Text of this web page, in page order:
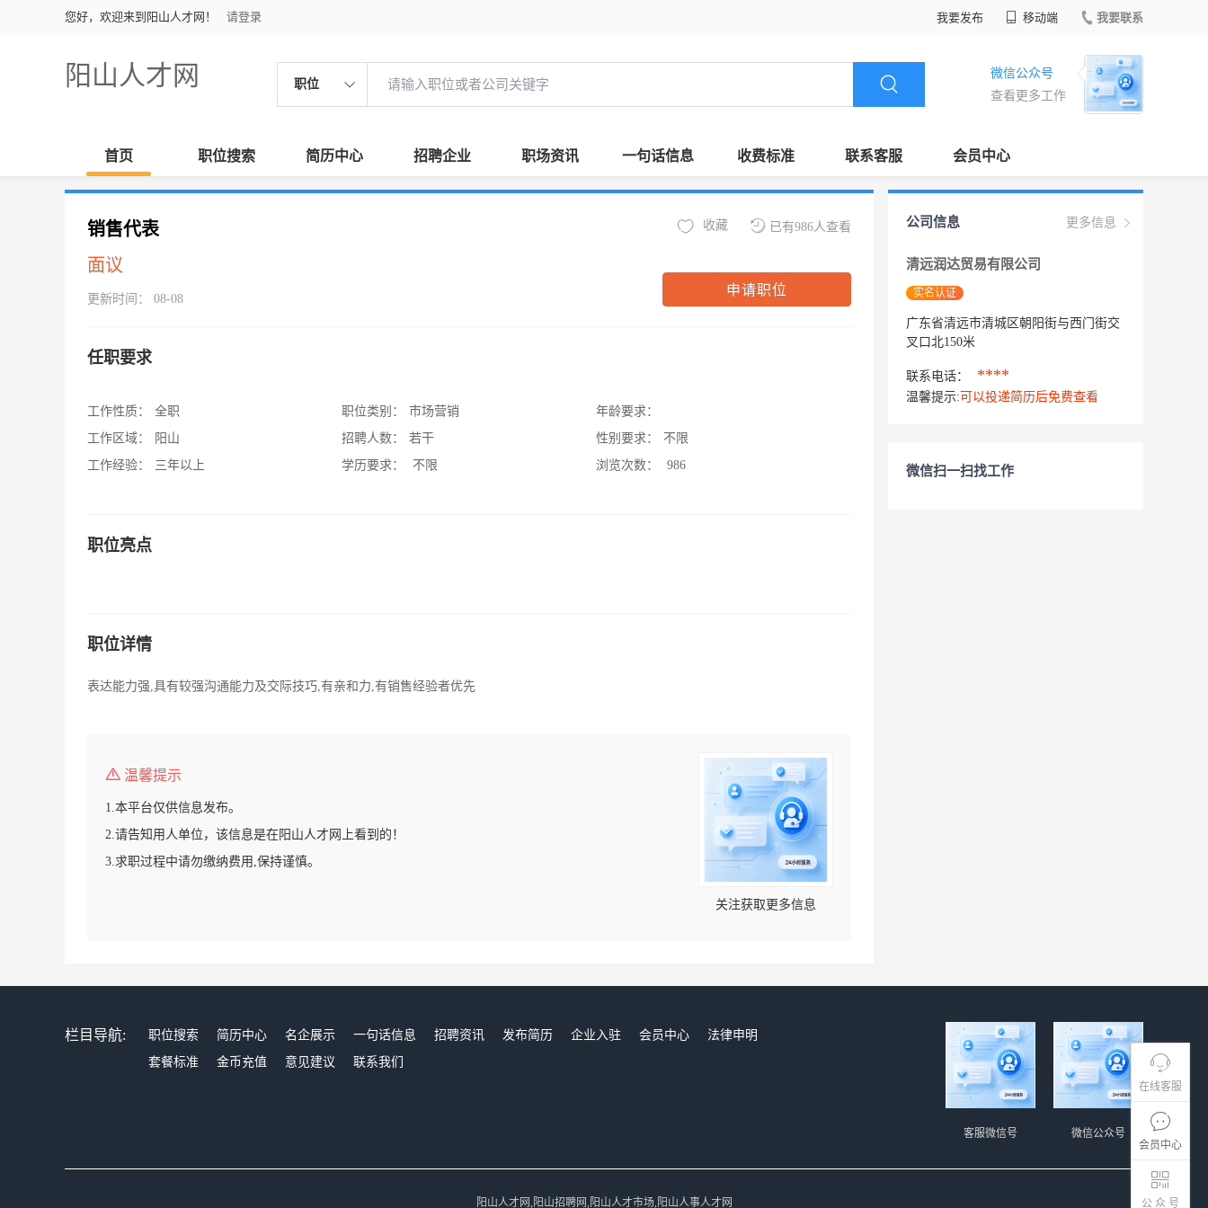
您好，欢迎来到阳山人才网！ 请登录 我要发布 移动端 我要联系
阳山人才网 职位
微信公众号
查看更多工作
首页 职位搜索 简历中心 招聘企业 职场资讯 一句话信息 收费标准 联系客服 会员中心
在线客服
会员中心
公 众 号
销售代表
面议
更新时间： 08-08
已有986人查看
收藏
申请职位
任职要求
工作性质：
全职
工作区域：
阳山
工作经验：
三年以上
职位类别：
市场营销
招聘人数：
若干
学历要求：
不限
年龄要求：
性别要求：
不限
浏览次数：
986
职位亮点
职位详情
表达能力强,具有较强沟通能力及交际技巧,有亲和力,有销售经验者优先
温馨提示
1.本平台仅供信息发布。
2.请告知用人单位，该信息是在阳山人才网上看到的！
3.求职过程中请勿缴纳费用,保持谨慎。
关注获取更多信息
更多信息
公司信息
清远润达贸易有限公司
实名认证
广东省清远市清城区朝阳街与西门街交
叉口北150米
联系电话： ****
温馨提示: 可以投递简历后免费查看
微信扫一扫找工作
栏目导航: 职位搜索 简历中心 名企展示 一句话信息 招聘资讯 发布简历 企业入驻 会员中心
法律申明
套餐标准
金币充值 意见建议 联系我们
微信公众号
客服微信号
阳山人才网,阳山招聘网,阳山人才市场,阳山人事人才网